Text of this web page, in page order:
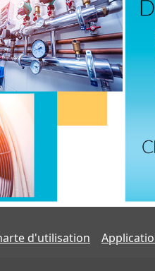
d'utilisation